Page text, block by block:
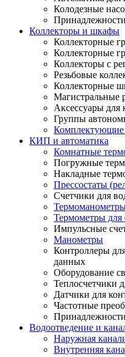
Колодезные
Коллекторы и шкафы
Коллекторные
Коллекторные
Коллекторы с
Резьбовые
Коллекторные
Магистральные
Аксессуары для
Группы
Комплектующие
КИП и автоматика
Комнатные
Погружные
Накладные
Прессостаты
Счетчики для
Термометры для
Импульсные
Манометры
Контроллеры
данных
Оборудование
Теплосчетчики
Датчики для
Частотные
Водоотведение и
Наружная
Внутренняя